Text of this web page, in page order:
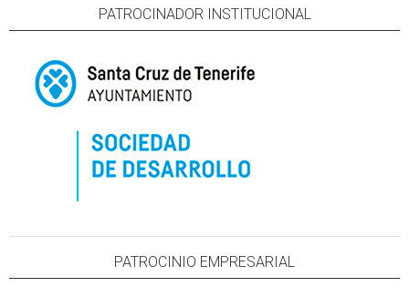
PATROCINADOR INSTITUCIONAL
PATROCINIO EMPRESARIAL